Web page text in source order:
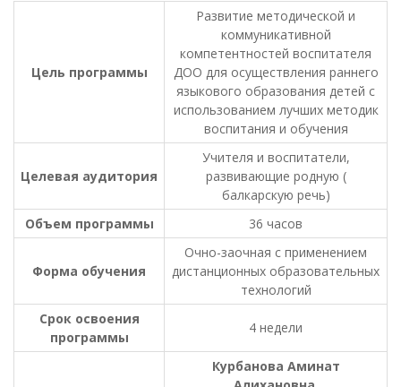
Цель программы
Развитие методической и
коммуникативной
компетентностей воспитателя
ДОО для осуществления раннего
языкового образования детей с
использованием лучших методик
воспитания и обучения
Целевая аудитория
Учителя и воспитатели,
развивающие родную (
балкарскую речь)
Объем программы 36 часов
Форма обучения
Очно-заочная с применением
дистанционных образовательных
технологий
Срок освоения
программы
4 недели
Курбанова Аминат